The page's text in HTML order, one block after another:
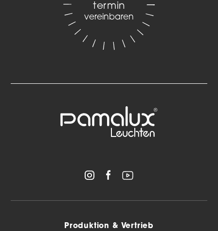
termin
vereinbaren
Produktion & Vertrieb